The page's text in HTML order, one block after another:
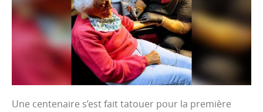
Une centenaire s’est fait tatouer pour la première